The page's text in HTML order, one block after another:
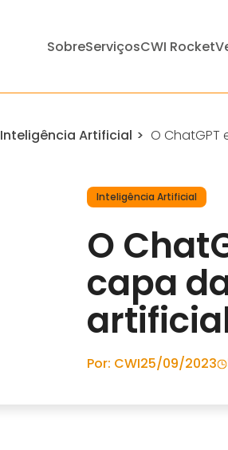
SobreServiçosCWI Rocket
Inteligência Artificial O
Inteligência Artificial
O
capa
Por: CWI25/09/2023